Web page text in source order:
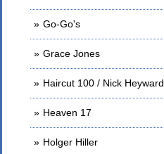
Go-Go's
Grace Jones
Haircut 100 / Nick Heyward
Heaven 17
Holger Hiller